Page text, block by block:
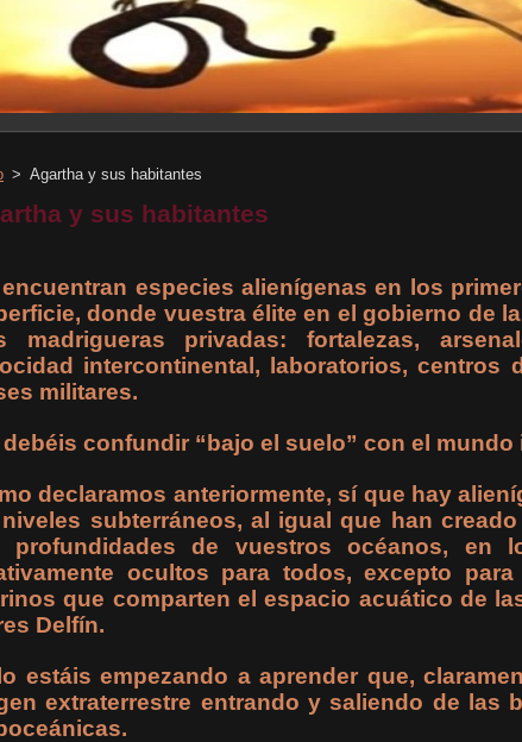
> Agartha y sus habitantes
y sus habitantes
especies alienígenas en los
donde vuestra élite en el gobierno de
madrigueras privadas: fortalezas,
intercontinental, laboratorios, centros
militares.
debéis confundir “bajo el suelo” con el mundo
declaramos anteriormente, sí que hay
subterráneos, al igual que han
profundidades de vuestros océanos, en
ocultos para todos, excepto
que comparten el espacio acuático de
Delfín.
estáis empezando a aprender que,
extraterrestre entrando y saliendo de las